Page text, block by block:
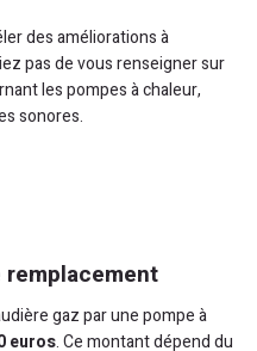
des améliorations à
pas de vous renseigner sur
les pompes à chaleur,
sonores.
gaz par une pompe à
euros. Ce montant dépend du